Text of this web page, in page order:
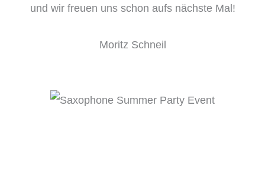
und wir freuen uns schon aufs nächste Mal!
Moritz Schneil